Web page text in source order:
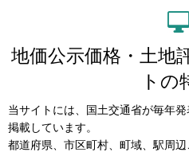
地価公示価格・土地
トの
当サイトには、国土交通省が毎年
掲載しています。
都道府県、市区町村、町域、駅周